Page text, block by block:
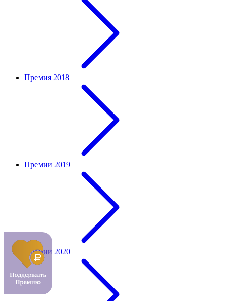
Премия 2018
Премии 2019
Премии 2020